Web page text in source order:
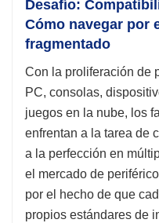
Desafío:
Cómo navegar por
fragmentado
Con la proliferación de
PC, consolas,
juegos en la nube, los
enfrentan a la tarea de
a la perfección en
el mercado de
por el hecho de que
propios estándares de